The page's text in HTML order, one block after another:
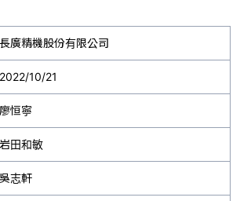
長廣精機股份有限公司
2022/10/21
廖恒寧
岩田和敏
吳志軒